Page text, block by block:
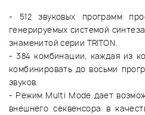
- 512 звуковых программ
генерируемых системой
знаменитой серии TRITON.
- 384 комбинации, каждая из
комбинировать до восьми
звуков.
- Режим Multi Mode дает
внешнего секвенсора в